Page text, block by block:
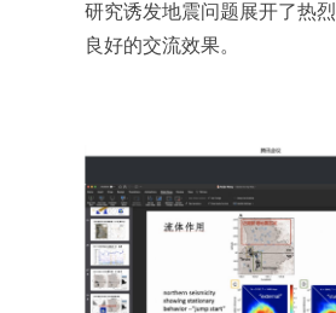
研究诱发地震问题展开了热
良好的交流效果。